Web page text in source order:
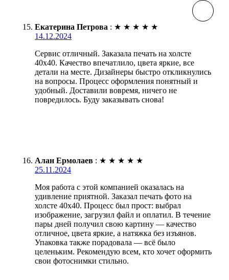
Екатерина Петрова : ★ ★ ★ ★ ★
14.12.2024
Сервис отличный. Заказала печать на холсте
40х40. Качество впечатлило, цвета яркие, все
детали на месте. Дизайнеры быстро откликнулись
на вопросы. Процесс оформления понятный и
удобный. Доставили вовремя, ничего не
повредилось. Буду заказывать снова!
Алан Ермолаев : ★ ★ ★ ★ ★
25.11.2024
Моя работа с этой компанией оказалась на
удивление приятной. Заказал печать фото на
холсте 40х40. Процесс был прост: выбрал
изображение, загрузил файл и оплатил. В течение
пары дней получил свою картину — качество
отличное, цвета яркие, а натяжка без изъянов.
Упаковка также порадовала — всё было
целеньким. Рекомендую всем, кто хочет оформить
свои фотоснимки стильно.